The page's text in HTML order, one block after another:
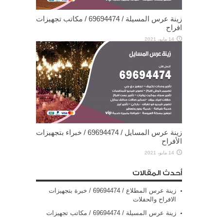
زينة عرس المسيلة / 69694474 / مكاتب تجهيزات
افراح
14 مايو، 2021
زينة عرس المسايل / 69694474 / خبراء بتجهيزات
الأفراح
14 مايو، 2021
أحدث المقالات
زينة عرس المطلاع / 69694474 / خبرة بتجهيزات
الافراح والحفلات
زينة عرس المسيلة / 69694474 / مكاتب تجهيزات